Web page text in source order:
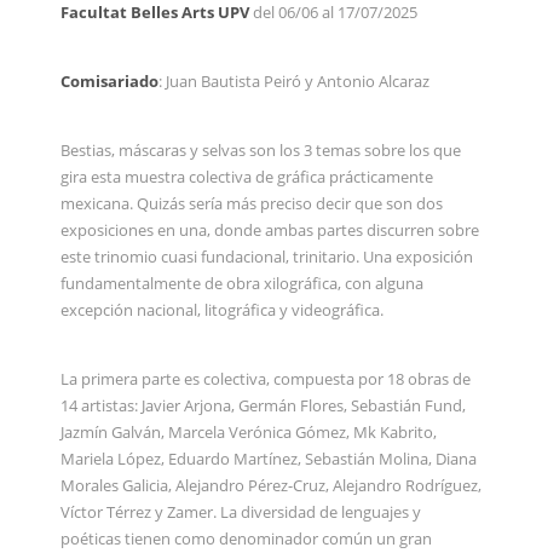
Facultat Belles Arts UPVdel 06/06 al 17/07/2025
Comisariado: Juan Bautista Peiró y Antonio Alcaraz
Bestias, máscaras y selvas son los 3 temas sobre los que
gira esta muestra colectiva de gráfica prácticamente
mexicana. Quizás sería más preciso decir que son dos
exposiciones en una, donde ambas partes discurren sobre
este trinomio cuasi fundacional, trinitario. Una exposición
fundamentalmente de obra xilográfica, con alguna
excepción nacional, litográfica y videográfica.
La primera parte es colectiva, compuesta por 18 obras de
14 artistas: Javier Arjona, Germán Flores, Sebastián Fund,
Jazmín Galván, Marcela Verónica Gómez, Mk Kabrito,
Mariela López, Eduardo Martínez, Sebastián Molina, Diana
Morales Galicia, Alejandro Pérez-Cruz, Alejandro Rodríguez,
Víctor Térrez y Zamer. La diversidad de lenguajes y
poéticas tienen como denominador común un gran